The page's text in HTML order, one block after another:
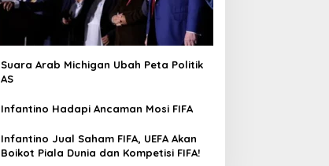
Suara Arab Michigan Ubah Peta Politik
AS
Infantino Hadapi Ancaman Mosi FIFA
Infantino Jual Saham FIFA, UEFA Akan
Boikot Piala Dunia dan Kompetisi FIFA!